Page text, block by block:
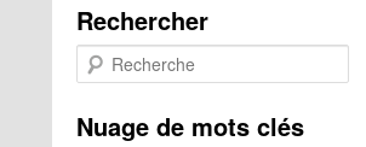
Rechercher
e
h
Nuage de mots clés